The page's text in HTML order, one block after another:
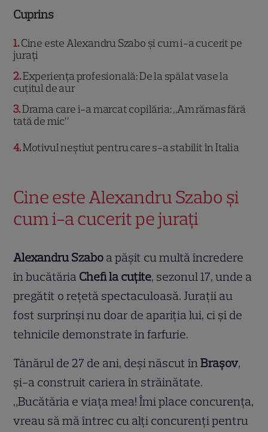
Cuprins
1 Cine este Alexandru Szabo și cum i-a cucerit pe
jurați
2 Experiența profesională: De la spălat vase la
cuțitul de aur
3 Drama care i-a marcat copilăria: „Am rămas fără
tată de mic”
4 Motivul neștiut pentru care s-a stabilit în Italia
Cine este Alexandru Szabo și
cum i-a cucerit pe jurați
Alexandru Szabo a pășit cu multă încredere
în bucătăria Chefi la cuțite, sezonul 17, unde a
pregătit o rețetă spectaculoasă. Jurații au
fost surprinși nu doar de apariția lui, ci și de
tehnicile demonstrate în farfurie.
Tânărul de 27 de ani, deși născut înBrașov,
și-a construit cariera în străinătate.
„Bucătăria e viața mea! Îmi place concurența,
vreau să mă întrec cu alți concurenți pentru